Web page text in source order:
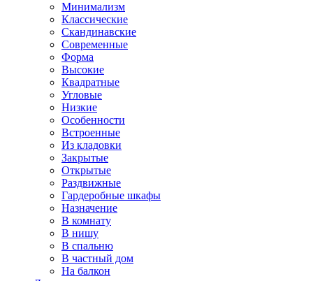
Минимализм
Классические
Скандинавские
Современные
Форма
Высокие
Квадратные
Угловые
Низкие
Особенности
Встроенные
Из кладовки
Закрытые
Открытые
Раздвижные
Гардеробные шкафы
Назначение
В комнату
В нишу
В спальню
В частный дом
На балкон